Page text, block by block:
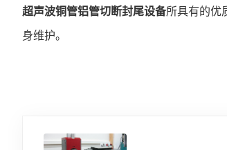
超声波铜管铝管切断封尾设备所具有的优
身维护。